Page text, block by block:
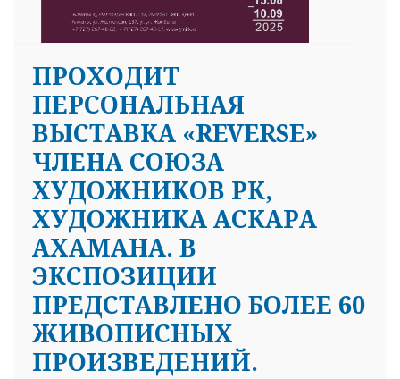
ПРОХОДИТ
ПЕРСОНАЛЬНАЯ
ВЫСТАВКА «REVERSE»
ЧЛЕНА СОЮЗА
ХУДОЖНИКОВ РК,
ХУДОЖНИКА АСКАРА
АХАМАНА. В
ЭКСПОЗИЦИИ
ПРЕДСТАВЛЕНО БОЛЕЕ 60
ЖИВОПИСНЫХ
ПРОИЗВЕДЕНИЙ.